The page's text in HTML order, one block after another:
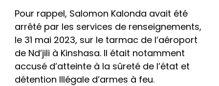
Pour rappel, Salomon Kalonda avait été
arrêté par les services de renseignements,
le 31 mai 2023, sur le tarmac de l’aéroport
de Nd’jili à Kinshasa. Il était notamment
accusé d’atteinte à la sûreté de l’état et
détention Illégale d’armes à feu.